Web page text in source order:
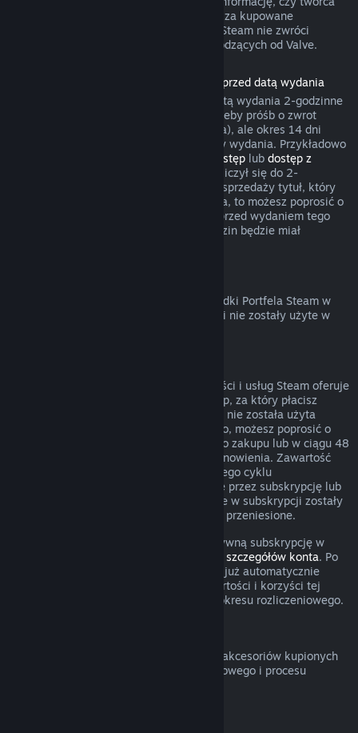
gry umożliwił żądania zwrotów pieniędzy za kupowane
przedmioty. W pozostałych przypadkach Steam nie zwróci
pieniędzy za transakcje w grach niepochodzących od Valve.
Zwroty pieniędzy za produkty zakupione przed datą wydania
Przy zakupie produktu na Steam przed datą wydania 2-godzinne
okno czasu gry będzie liczyło się na potrzeby próśb o zwrot
pieniędzy (z wyjątkiem testów wersji beta), ale okres 14 dni
będzie miał zastosowanie dopiero od daty wydania. Przykładowo
wczesny dostęplub dostęp z
, wszelki czas gry będzie liczył się do 2-
godzinnego limitu. Jeśli zakupisz w przedsprzedaży tytuł, który
nie jest grywalny przed jego datą wydania, to możesz poprosić o
zwrot pieniędzy w dowolnym momencie przed wydaniem tego
tytułu, a standardowy okres 14 dni/2 godzin będzie miał
Możesz poprosić o zwrot pieniędzy za środki Portfela Steam w
ciągu 14 dni od ich zakupu na Steam, jeśli nie zostały użyte w
W przypadku niektórego rodzaju zawartości i usług Steam oferuje
okresowy (comiesięczny, coroczny) dostęp, za który płacisz
cyklicznie. Jeżeli odnawialna subskrypcja nie została użyta
podczas obecnego okresu rozliczeniowego, możesz poprosić o
zwrot w ciągu 48 godzin od początkowego zakupu lub w ciągu 48
godzin od dowolnego automatycznego odnowienia. Zawartość
uznaje się za użytą, jeżeli podczas obecnego cyklu
rozliczeniowego grano w gry obejmowane przez subskrypcję lub
jeżeli wszelkie korzyści lub zniżki zawarte w subskrypcji zostały
użyte, wykorzystane, zmodyfikowane lub przeniesione.
Pamiętaj o tym, że możesz anulować aktywną subskrypcję w
swoich szczegółów konta. Po
anulowaniu twoja subskrypcja nie będzie już automatycznie
odnawiana, ale uzyskasz dostęp do zawartości i korzyści tej
subskrypcji do końca twojego obecnego okresu rozliczeniowego.
Możesz poprosić o zwrot sprzętu Steam i akcesoriów kupionych
poprzez Steam w obrębie przedziału czasowego i procesu